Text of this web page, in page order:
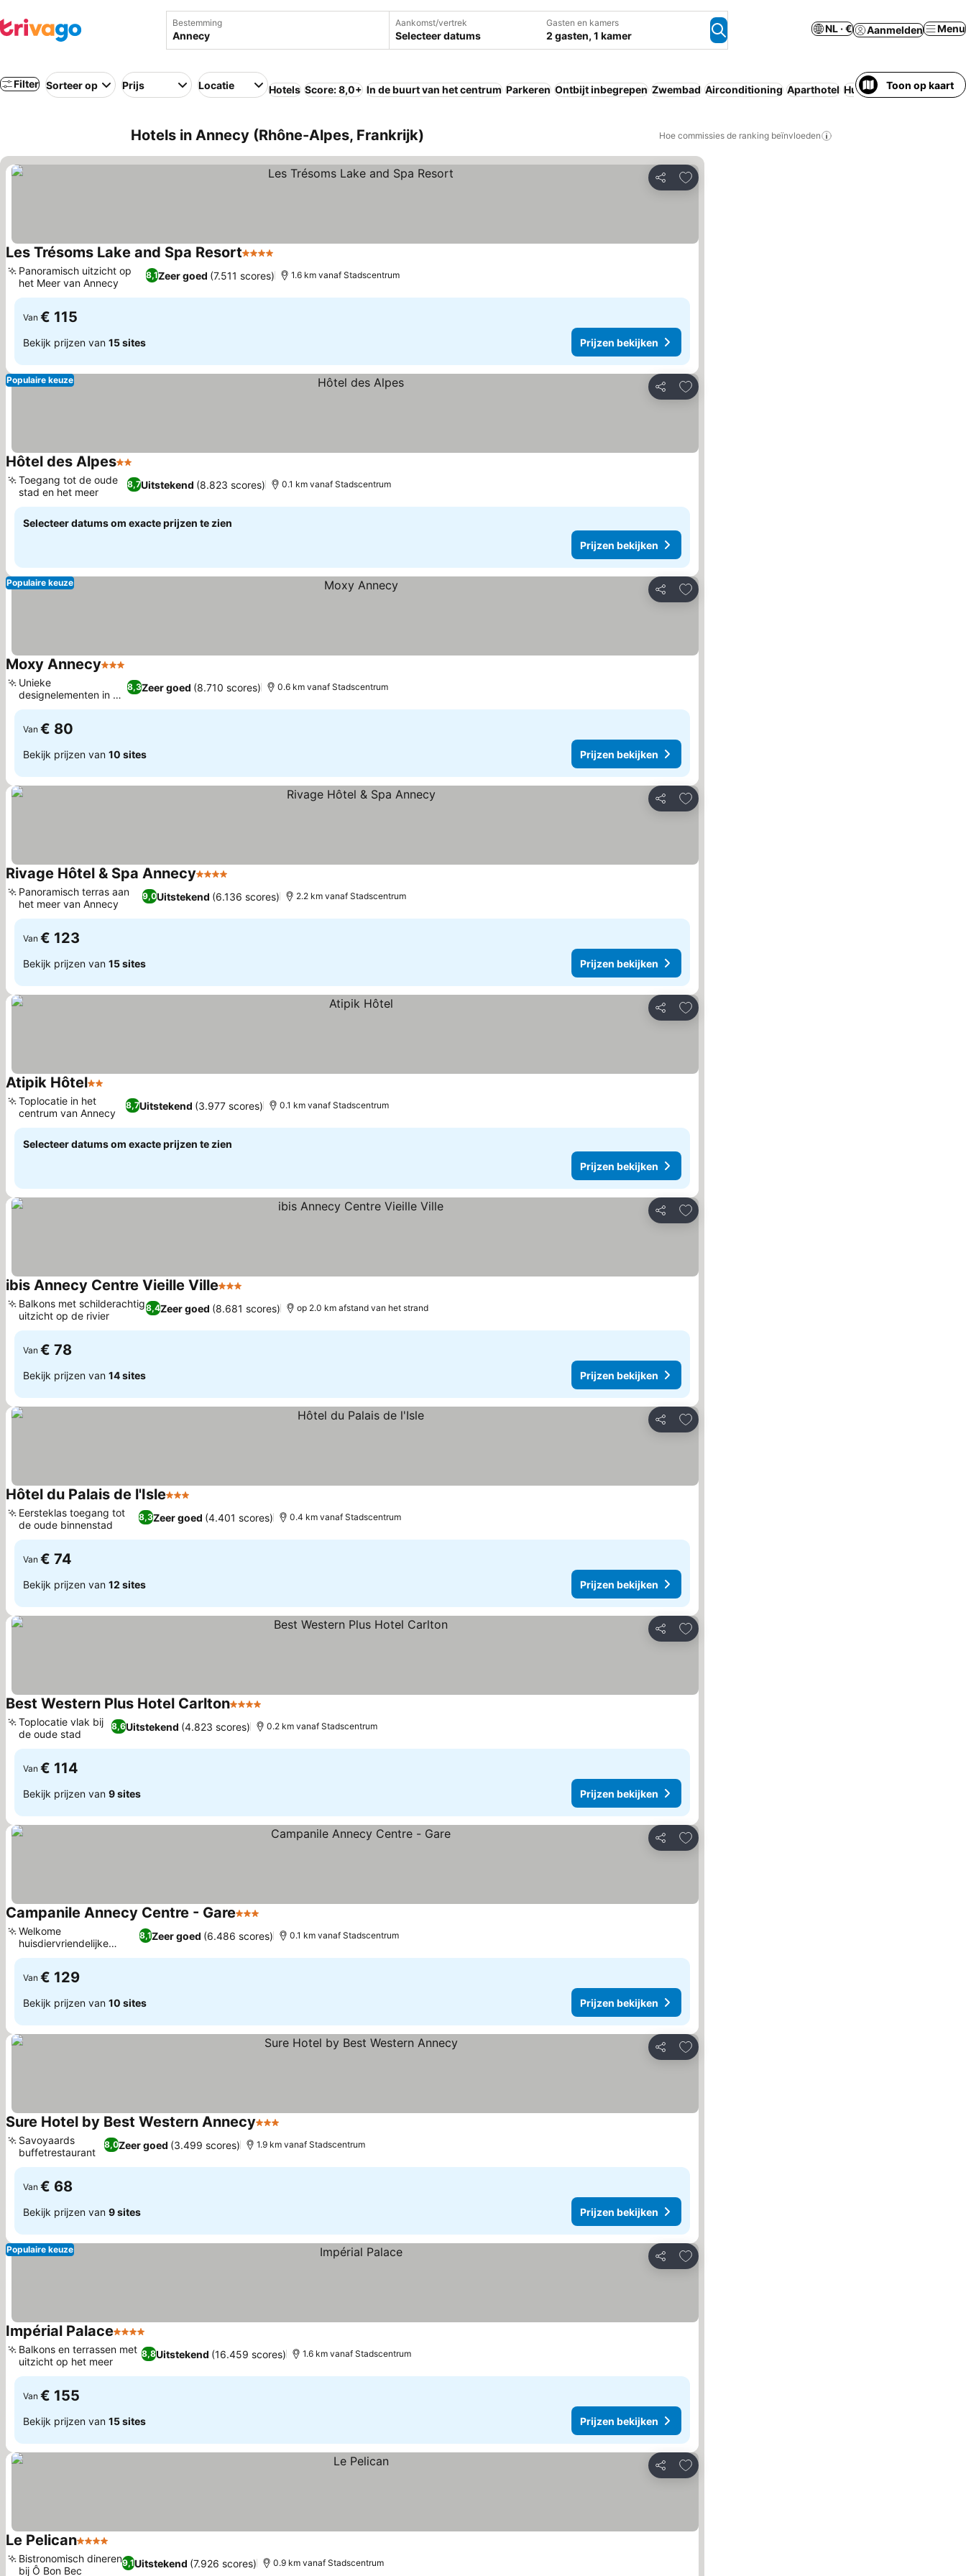
Bestemming Aankomst/vertrek
Selecteer datums
Gasten en kamers
2 gasten, 1 kamer
NL · € Aanmelden Menu
Filter Sorteer op Prijs Locatie Hotels Score: 8,0+ In de buurt van het centrum Parkeren Ontbijt inbegrepen Zwembad Airconditioning Aparthotel Huisdieren toegestaan
Toon op kaart
Hotels in Annecy (Rhône-Alpes, Frankrijk) Hoe commissies de ranking beïnvloeden
Delen
Toevoegen aan favorieten
Les Trésoms Lake and Spa Resort4 Sterren
8,1Zeer goed (7.511 scores)
Panoramisch uitzicht op
het Meer van Annecy
1.6 km vanaf Stadscentrum
Van € 115
Bekijk prijzen van 15 sites Prijzen bekijken
Delen
Toevoegen aan favorieten
Populaire keuze
Hôtel des Alpes2 Sterren
8,7Uitstekend (8.823 scores)
Toegang tot de oude
stad en het meer
0.1 km vanaf Stadscentrum
Selecteer datums om exacte prijzen te zien
Prijzen bekijken
Delen
Toevoegen aan favorieten
Populaire keuze
Moxy Annecy3 Sterren
8,3Zeer goed (8.710 scores)
Unieke
designelementen in de
kamers
0.6 km vanaf Stadscentrum
Van € 80
Bekijk prijzen van 10 sites Prijzen bekijken
Delen
Toevoegen aan favorieten
Rivage Hôtel & Spa Annecy4 Sterren
9,0Uitstekend (6.136 scores)
Panoramisch terras aan
het meer van Annecy
2.2 km vanaf Stadscentrum
Van € 123
Bekijk prijzen van 15 sites Prijzen bekijken
Delen
Toevoegen aan favorieten
Atipik Hôtel2 Sterren
8,7Uitstekend (3.977 scores)
Toplocatie in het
centrum van Annecy
0.1 km vanaf Stadscentrum
Selecteer datums om exacte prijzen te zien
Prijzen bekijken
Delen
Toevoegen aan favorieten
ibis Annecy Centre Vieille Ville3 Sterren
8,4Zeer goed (8.681 scores)
Balkons met schilderachtig
uitzicht op de rivier
op 2.0 km afstand van het strand
Van € 78
Bekijk prijzen van 14 sites Prijzen bekijken
Delen
Toevoegen aan favorieten
Hôtel du Palais de l'Isle3 Sterren
8,3Zeer goed (4.401 scores)
Eersteklas toegang tot
de oude binnenstad
0.4 km vanaf Stadscentrum
Van € 74
Bekijk prijzen van 12 sites Prijzen bekijken
Delen
Toevoegen aan favorieten
Best Western Plus Hotel Carlton4 Sterren
8,6Uitstekend (4.823 scores)
Toplocatie vlak bij
de oude stad
0.2 km vanaf Stadscentrum
Van € 114
Bekijk prijzen van 9 sites Prijzen bekijken
Delen
Toevoegen aan favorieten
Campanile Annecy Centre - Gare3 Sterren
8,1Zeer goed (6.486 scores)
Welkome
huisdiervriendelijke
voorzieningen
0.1 km vanaf Stadscentrum
Van € 129
Bekijk prijzen van 10 sites Prijzen bekijken
Delen
Toevoegen aan favorieten
Sure Hotel by Best Western Annecy3 Sterren
8,0Zeer goed (3.499 scores)
Savoyaards
buffetrestaurant
1.9 km vanaf Stadscentrum
Van € 68
Bekijk prijzen van 9 sites Prijzen bekijken
Delen
Toevoegen aan favorieten
Populaire keuze
Impérial Palace4 Sterren
8,8Uitstekend (16.459 scores)
Balkons en terrassen met
uitzicht op het meer
1.6 km vanaf Stadscentrum
Van € 155
Bekijk prijzen van 15 sites Prijzen bekijken
Delen
Toevoegen aan favorieten
Le Pelican4 Sterren
9,1Uitstekend (7.926 scores)
Bistronomisch dineren
bij Ô Bon Bec
0.9 km vanaf Stadscentrum